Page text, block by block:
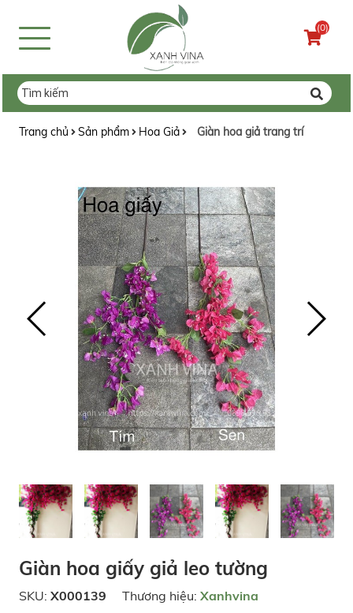
(0)
Trang chủ Sản phẩm Hoa Giả Giàn hoa giả trang trí
Giàn hoa giấy giả leo tường
SKU: X000139 Thương hiệu: Xanhvina